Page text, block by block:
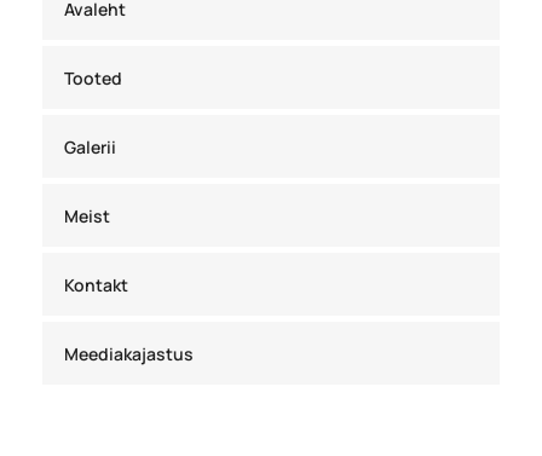
Avaleht
Tooted
Galerii
Meist
Kontakt
Meediakajastus